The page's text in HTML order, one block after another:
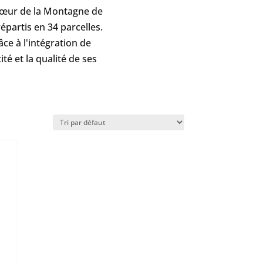
de la Montagne de
en 34 parcelles.
à l'intégration de
et la qualité de ses